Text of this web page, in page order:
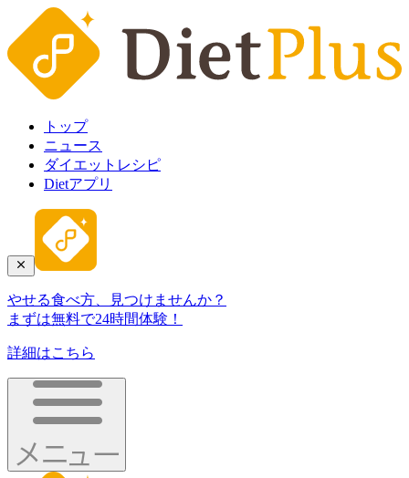
トップ
ニュース
ダイエットレシピ
Dietアプリ
やせる食べ方、見つけませんか？
まずは無料で24時間体験！
詳細はこちら